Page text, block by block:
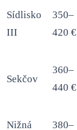
Sídlisko
III
350–
420 €
Sekčov
360–
440 €
Nižná
380–